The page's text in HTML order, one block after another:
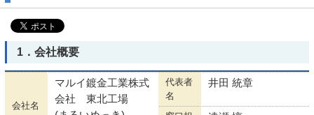
1．会社概要
会社名
マルイ鍍金工業株式
会社 東北工場
代表者
名
井田 統章